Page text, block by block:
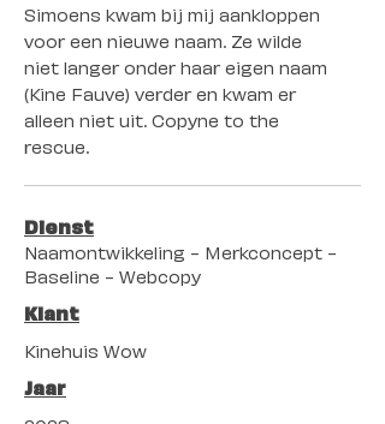
Simoens kwam bij mij aankloppen
voor een nieuwe naam. Ze wilde
niet langer onder haar eigen naam
(Kine Fauve) verder en kwam er
alleen niet uit. Copyne to the
rescue.
Dienst
Naamontwikkeling - Merkconcept -
Baseline - Webcopy
Klant
Kinehuis Wow
Jaar